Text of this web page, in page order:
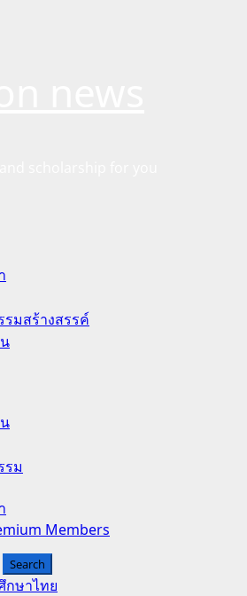
รมสร้างสรรค์
รม
Members
กษาไทย